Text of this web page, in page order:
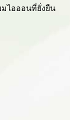
มไอออนที่ยั่งยืน